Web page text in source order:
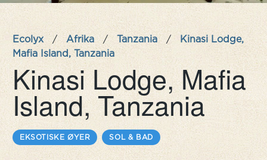
Ecolyx / Afrika / Tanzania /
Kinasi Lodge,
Mafia Island, Tanzania
Kinasi Lodge, Mafia
Island, Tanzania
EKSOTISKE ØYER SOL & BAD